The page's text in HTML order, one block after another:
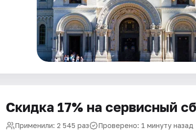
Скидка 17% на сервисный
Применили: 2 545 раз Проверено: 1 минуту назад